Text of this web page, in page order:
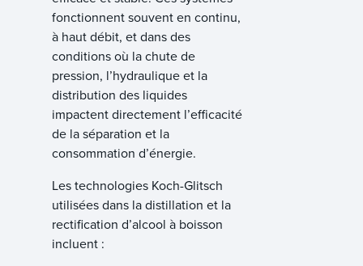
fonctionnent souvent en continu,
à haut débit, et dans des
conditions où la chute de
pression, l’hydraulique et la
distribution des liquides
impactent directement l’efficacité
de la séparation et la
consommation d’énergie.
Les technologies Koch-Glitsch
utilisées dans la distillation et la
rectification d’alcool à boisson
incluent :